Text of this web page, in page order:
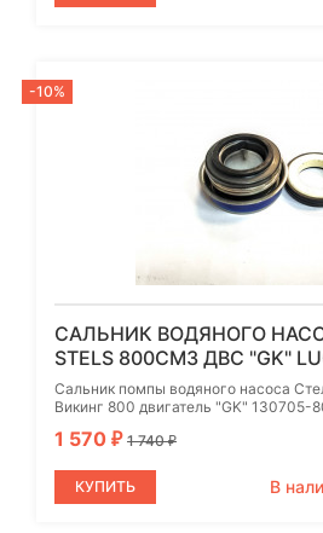
-10%
САЛЬНИК ВОДЯНОГО
STELS 800СМ3 ДВС "GK"
Сальник помпы водяного насоса
Викинг 800 двигатель "GK" 130705-
1 570 ₽ 1 740₽
КУПИТЬ В